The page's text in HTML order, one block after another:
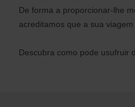
De forma a proporcionar-lhe
acreditamos que a sua
Descubra como pode usufruir